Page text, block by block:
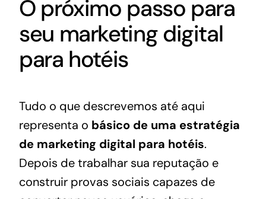
O próximo passo para
seu marketing digital
para hotéis
Tudo o que descrevemos até aqui
representa o básico de uma estratégia
de marketing digital para hotéis.
Depois de trabalhar sua reputação e
construir provas sociais capazes de